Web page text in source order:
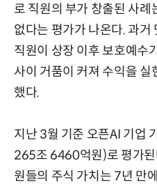
로 직원의 부가 창출된 사
없다는 평가가 나온다. 과거
직원이 상장 이후 보호예수
사이 거품이 커져 수익을 실
했다.
지난 3월 기준 오픈AI 기업
265조 6460억원)로 평가된
원들의 주식 가치는 7년 만